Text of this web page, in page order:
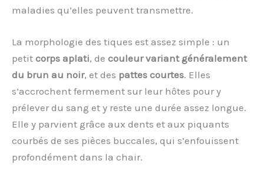
maladies qu’elles peuvent transmettre.
La morphologie des tiques est assez simple : un
petit corps aplati, de couleur variant généralement
du brun au noir, et des pattes courtes. Elles
s’accrochent fermement sur leur hôtes pour y
prélever du sang et y reste une durée assez longue.
Elle y parvient grâce aux dents et aux piquants
courbés de ses pièces buccales, qui s’enfouissent
profondément dans la chair.